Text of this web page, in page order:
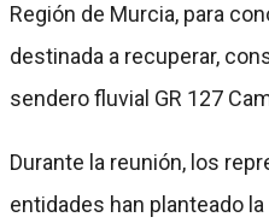
Región de Murcia, para
destinada a recuperar,
sendero fluvial GR 127
Durante la reunión, los
entidades han planteado